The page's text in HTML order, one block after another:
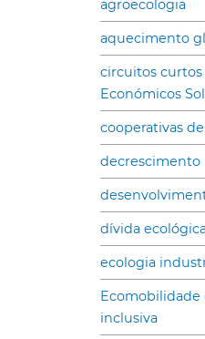
agroecologia
aquecimento
circuitos curtos
Económicos
cooperativas
decrescimento
dívida
ecologia
inclusiva